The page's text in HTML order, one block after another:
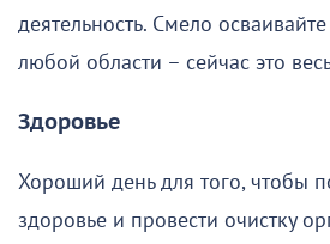
деятельность. Смело
любой области – сейчас это
Здоровье
Хороший день для того, чтобы
здоровье и провести очистку